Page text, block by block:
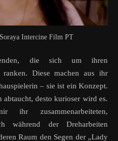
Intercine Film PT
die sich um ihren
ranken. Diese machen aus ihr
– sie ist ein Konzept.
abtaucht, desto kurioser wird es.
ihr zusammenarbeiteten,
während der Dreharbeiten
Raum den Segen der „Lady